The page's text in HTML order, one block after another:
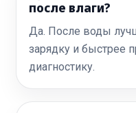
после влаги?
Да. После воды
зарядку и быстрее
диагностику.